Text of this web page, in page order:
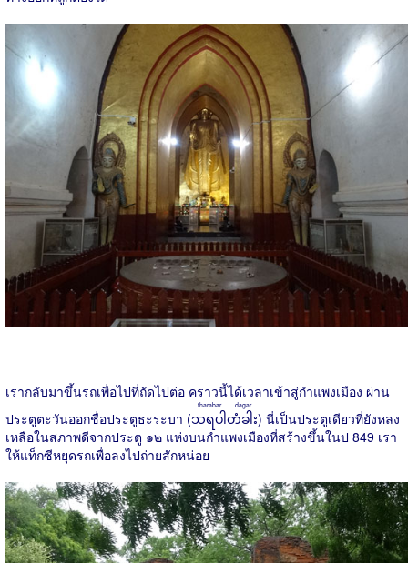
เรากลับมาขึ้นรถเพื่อไปที่ถัดไปต่อ คราวนี้ได้เวลาเข้าสู่กำแพงเมือง ผ่าน
ประตูตะวันออกชื่อประตูธะระบา (သရပါတံခါး
tharabar dagar
) นี่เป็นประตูเดียวที่ยังหลง
เหลือในสภาพดีจากประตู ๑๒ แห่งบนกำแพงเมืองที่สร้างขึ้นในป 849 เรา
ให้แท็กซีหยุดรถเพื่อลงไปถ่ายสักหน่อย